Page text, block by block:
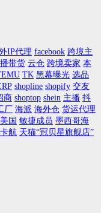
IP代理 facebook 跨境主
带货 云仓 跨境卖家 本
TK 黑幕曝光 选品
shopline shopify 交友
商 shoptop shein 主播 抖
厂 海派 海外仓 货运代理
美国 敏捷成员 墨西哥海
航 天猫“冠贝星旗舰店”